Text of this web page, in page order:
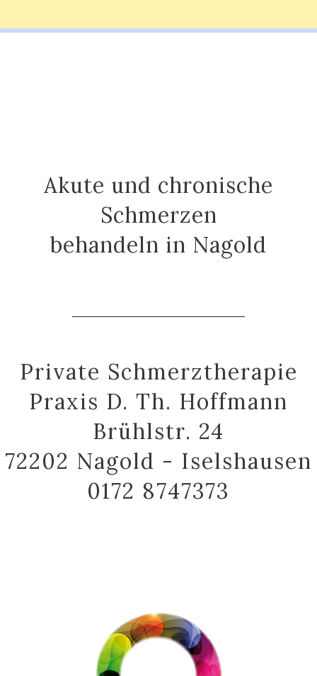
Akute und chronische
Schmerzen
behandeln in Nagold
Private Schmerztherapie
Praxis D. Th. Hoffmann
Brühlstr. 24
72202 Nagold - Iselshausen
0172 8747373